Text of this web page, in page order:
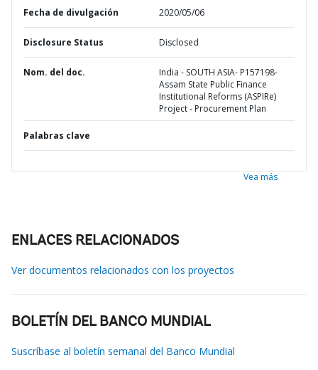
Fecha de divulgación 2020/05/06
Disclosure Status Disclosed
Nom. del doc.
India - SOUTH ASIA- P157198-
Assam State Public Finance
Institutional Reforms (ASPIRe)
Project - Procurement Plan
Palabras clave
Vea más
ENLACES RELACIONADOS
Ver documentos relacionados con los proyectos
BOLETÍN DEL BANCO MUNDIAL
Suscríbase al boletín semanal del Banco Mundial